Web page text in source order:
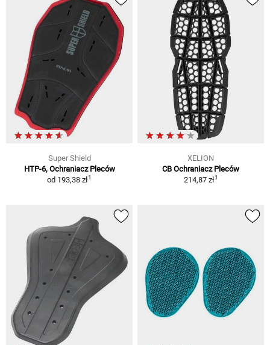
Super Shield
HTP-6, Ochraniacz Pleców
od 193,38 zł1
XELION
CB Ochraniacz Pleców
214,87 zł1